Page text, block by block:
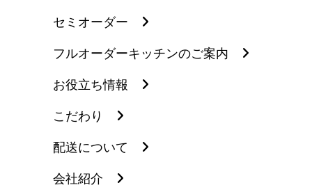
セミオーダー
フルオーダーキッチンのご案内
お役立ち情報
こだわり
配送について
会社紹介